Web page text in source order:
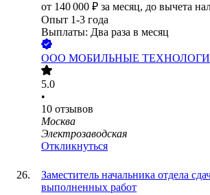
от 140 000 ₽ за месяц, до вычета
Опыт 1-3 года
Выплаты: Два раза в месяц
ООО МОБИЛЬНЫЕ
5.0
•
10 отзывов
Москва
Электрозаводская
Откликнуться
Заместитель начальника отдела
выполненных работ